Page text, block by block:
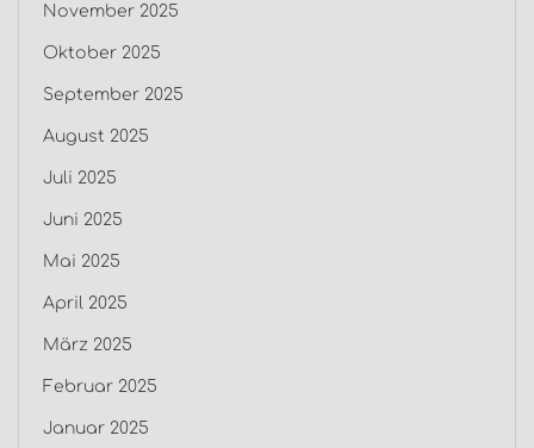
November 2025
Oktober 2025
September 2025
August 2025
Juli 2025
Juni 2025
Mai 2025
April 2025
März 2025
Februar 2025
Januar 2025